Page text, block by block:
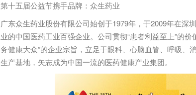
第十五届公益节携手品牌：众生药业
广东众生药业股份有限公司始创于1979年，于2009年在深
业的中国医药工业百强企业。公司贯彻“患者利益至上”的
务健康大众”的企业宗旨，立足于眼科、心脑血管、呼吸、
生产基地，矢志成为中国一流的医药健康产业集团。